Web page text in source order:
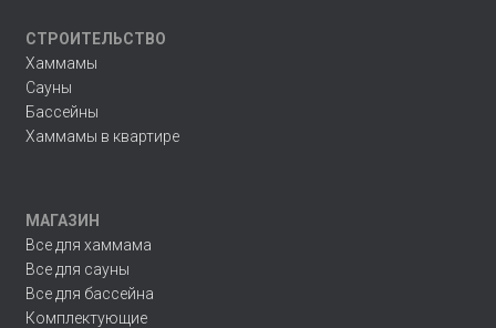
СТРОИТЕЛЬСТВО
Хаммамы
Сауны
Бассейны
Хаммамы в квартире
МАГАЗИН
Все для хаммама
Все для сауны
Все для бассейна
Комплектующие